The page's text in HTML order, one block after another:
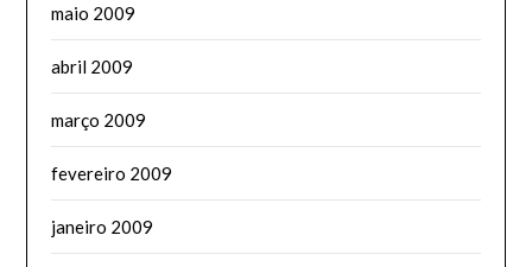
maio 2009
abril 2009
março 2009
fevereiro 2009
janeiro 2009